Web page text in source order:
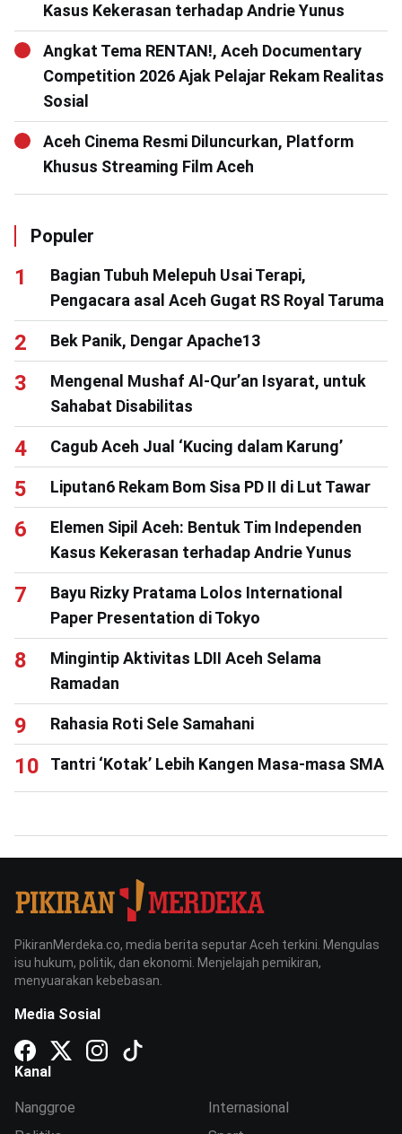
Kasus Kekerasan terhadap Andrie Yunus
Angkat Tema RENTAN!, Aceh Documentary
Competition 2026 Ajak Pelajar Rekam Realitas
Sosial
Aceh Cinema Resmi Diluncurkan, Platform
Khusus Streaming Film Aceh
Populer
Bagian Tubuh Melepuh Usai Terapi,
Pengacara asal Aceh Gugat RS Royal Taruma
Bek Panik, Dengar Apache13
Mengenal Mushaf Al-Qur’an Isyarat, untuk
Sahabat Disabilitas
Cagub Aceh Jual ‘Kucing dalam Karung’
Liputan6 Rekam Bom Sisa PD II di Lut Tawar
Elemen Sipil Aceh: Bentuk Tim Independen
Kasus Kekerasan terhadap Andrie Yunus
Bayu Rizky Pratama Lolos International
Paper Presentation di Tokyo
Mingintip Aktivitas LDII Aceh Selama
Ramadan
Rahasia Roti Sele Samahani
Tantri ‘Kotak’ Lebih Kangen Masa-masa SMA
PikiranMerdeka.co, media berita seputar Aceh terkini. Mengulas
isu hukum, politik, dan ekonomi. Menjelajah pemikiran,
menyuarakan kebebasan.
Media Sosial
Kanal
Nanggroe
Internasional